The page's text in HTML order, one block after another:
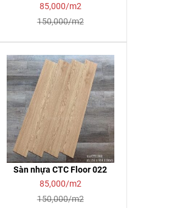
85,000/m2
150,000/m2
Sàn nhựa CTC Floor 022
85,000/m2
150,000/m2